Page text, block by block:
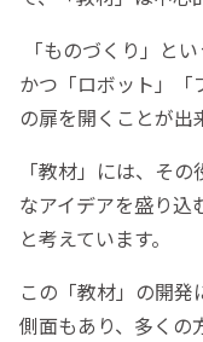
「ものづくり」と
かつ「ロボット」「
の扉を開くことが出
「教材」には、そ
なアイデアを盛り込
と考えています。
この「教材」の開
側面もあり、多くの